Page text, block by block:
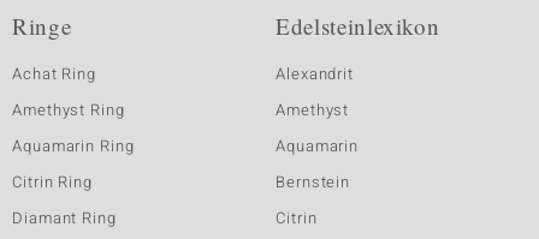
Ringe
Achat Ring
Amethyst Ring
Aquamarin Ring
Citrin Ring
Diamant Ring
Edelsteinlexikon
Alexandrit
Amethyst
Aquamarin
Bernstein
Citrin